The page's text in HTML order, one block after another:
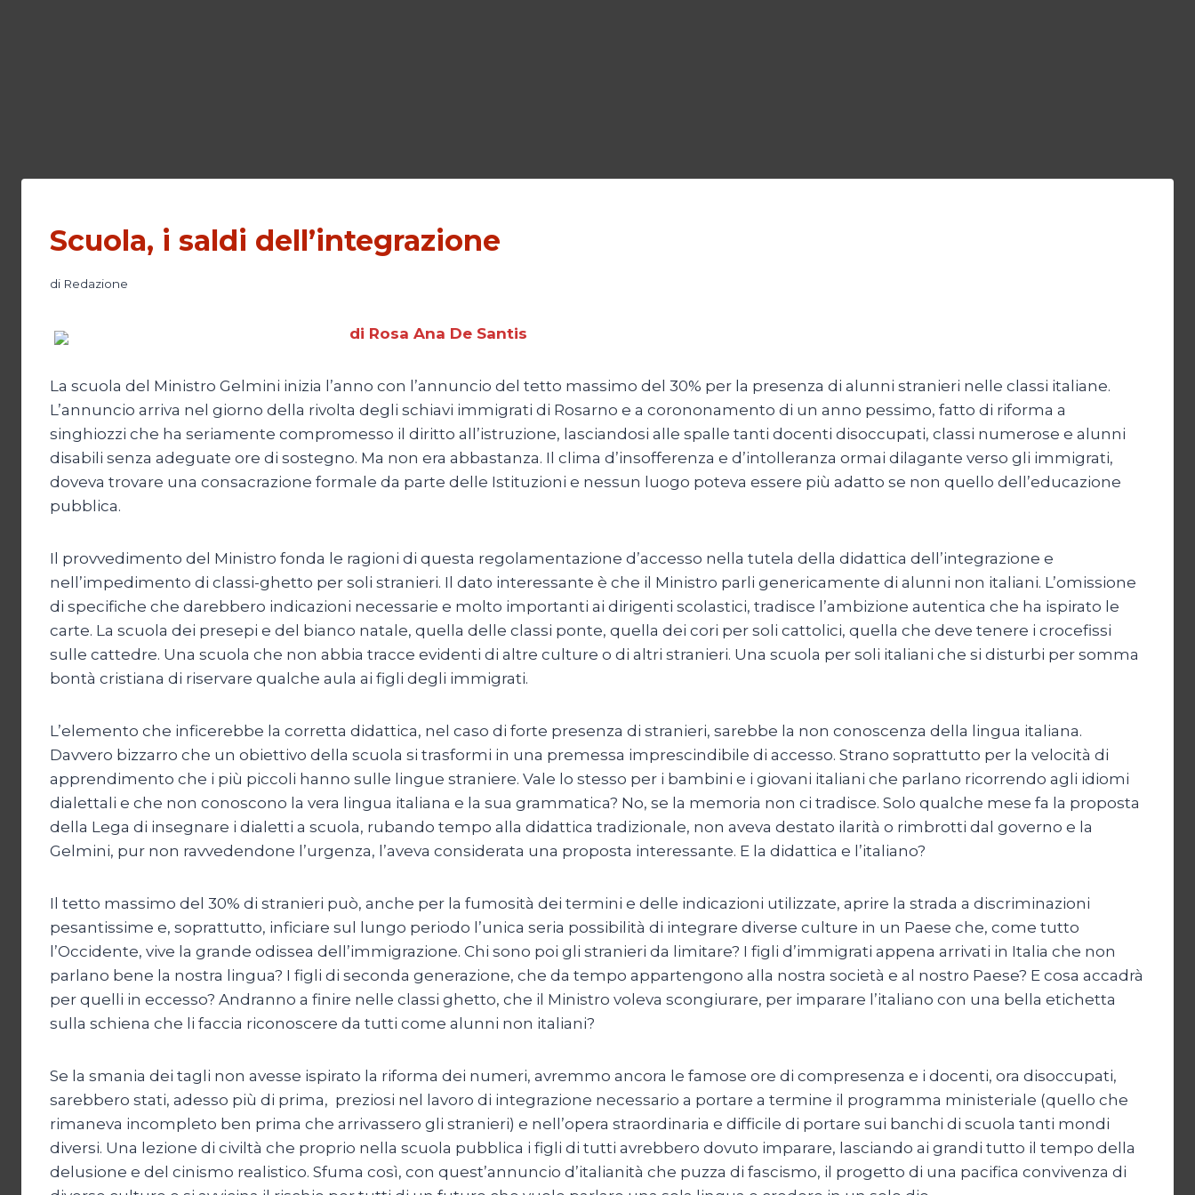
Scuola, i saldi dell’integrazione
di Redazione
di Rosa Ana De Santis
La scuola del Ministro Gelmini inizia l’anno con l’annuncio del tetto massimo del 30% per la presenza di alunni stranieri nelle classi italiane.
L’annuncio arriva nel giorno della rivolta degli schiavi immigrati di Rosarno e a corononamento di un anno pessimo, fatto di riforma a
singhiozzi che ha seriamente compromesso il diritto all’istruzione, lasciandosi alle spalle tanti docenti disoccupati, classi numerose e alunni
disabili senza adeguate ore di sostegno. Ma non era abbastanza. Il clima d’insofferenza e d’intolleranza ormai dilagante verso gli immigrati,
doveva trovare una consacrazione formale da parte delle Istituzioni e nessun luogo poteva essere più adatto se non quello dell’educazione
pubblica.
Il provvedimento del Ministro fonda le ragioni di questa regolamentazione d’accesso nella tutela della didattica dell’integrazione e
nell’impedimento di classi-ghetto per soli stranieri. Il dato interessante è che il Ministro parli genericamente di alunni non italiani. L’omissione
di specifiche che darebbero indicazioni necessarie e molto importanti ai dirigenti scolastici, tradisce l’ambizione autentica che ha ispirato le
carte. La scuola dei presepi e del bianco natale, quella delle classi ponte, quella dei cori per soli cattolici, quella che deve tenere i crocefissi
sulle cattedre. Una scuola che non abbia tracce evidenti di altre culture o di altri stranieri. Una scuola per soli italiani che si disturbi per somma
bontà cristiana di riservare qualche aula ai figli degli immigrati.
L’elemento che inficerebbe la corretta didattica, nel caso di forte presenza di stranieri, sarebbe la non conoscenza della lingua italiana.
Davvero bizzarro che un obiettivo della scuola si trasformi in una premessa imprescindibile di accesso. Strano soprattutto per la velocità di
apprendimento che i più piccoli hanno sulle lingue straniere. Vale lo stesso per i bambini e i giovani italiani che parlano ricorrendo agli idiomi
dialettali e che non conoscono la vera lingua italiana e la sua grammatica? No, se la memoria non ci tradisce. Solo qualche mese fa la proposta
della Lega di insegnare i dialetti a scuola, rubando tempo alla didattica tradizionale, non aveva destato ilarità o rimbrotti dal governo e la
Gelmini, pur non ravvedendone l’urgenza, l’aveva considerata una proposta interessante. E la didattica e l’italiano?
Il tetto massimo del 30% di stranieri può, anche per la fumosità dei termini e delle indicazioni utilizzate, aprire la strada a discriminazioni
pesantissime e, soprattutto, inficiare sul lungo periodo l’unica seria possibilità di integrare diverse culture in un Paese che, come tutto
l’Occidente, vive la grande odissea dell’immigrazione. Chi sono poi gli stranieri da limitare? I figli d’immigrati appena arrivati in Italia che non
parlano bene la nostra lingua? I figli di seconda generazione, che da tempo appartengono alla nostra società e al nostro Paese? E cosa accadrà
per quelli in eccesso? Andranno a finire nelle classi ghetto, che il Ministro voleva scongiurare, per imparare l’italiano con una bella etichetta
sulla schiena che li faccia riconoscere da tutti come alunni non italiani?
Se la smania dei tagli non avesse ispirato la riforma dei numeri, avremmo ancora le famose ore di compresenza e i docenti, ora disoccupati,
sarebbero stati, adesso più di prima, preziosi nel lavoro di integrazione necessario a portare a termine il programma ministeriale (quello che
rimaneva incompleto ben prima che arrivassero gli stranieri) e nell’opera straordinaria e difficile di portare sui banchi di scuola tanti mondi
diversi. Una lezione di civiltà che proprio nella scuola pubblica i figli di tutti avrebbero dovuto imparare, lasciando ai grandi tutto il tempo della
delusione e del cinismo realistico. Sfuma così, con quest’annuncio d’italianità che puzza di fascismo, il progetto di una pacifica convivenza di